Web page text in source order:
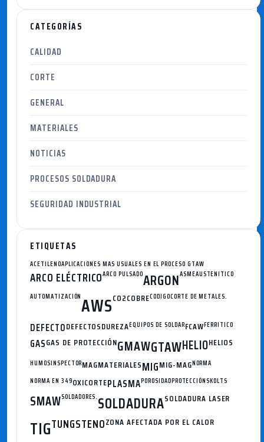
CATEGORÍAS
CALIDAD
CORTE
GENERAL
MATERIALES
NOTICIAS
PROCESOS SOLDADURA
SEGURIDAD INDUSTRIAL
ETIQUETAS
ACETILENOAPLICACIONES MAS USUALES EN EL PROCESO GTAW
ARCO ELÉCTRICOARCO PULSADOARGONASMEAUSTENITICO
AUTOMATIZACIÓNAWSCO2COBRECODIGOCORTE DE METALES.
DEFECTODEFECTOSDUREZAEQUIPOS DE SOLDARFCAWFERRITICO
GASGAS DE PROTECCIÓNGMAWGTAWHELIOHELIOS
HUMOSINSPECTORMAGMATERIALESMIGMIG-MAGNORMA
NORMA EN 349OXICORTEPLASMAPOROSIDADPROTECCIÓNSKOLTS
SMAWSOLDADORES.SOLDADURASOLDADURA LASER
TIGTUNGSTENOZONA AFECTADA POR EL CALOR